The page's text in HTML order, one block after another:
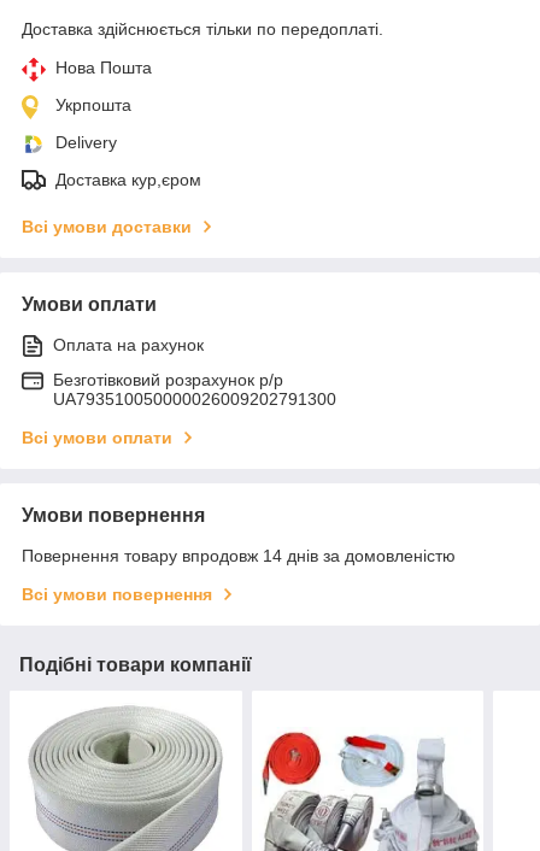
Доставка здійснюється тільки по передоплаті.
Нова Пошта
Укрпошта
Delivery
Доставка кур,єром
Всі умови доставки
Умови оплати
Оплата на рахунок
Безготівковий розрахунок р/р
UA793510050000026009202791300
Всі умови оплати
Умови повернення
Повернення товару впродовж 14 днів за домовленістю
Всі умови повернення
Подібні товари компанії